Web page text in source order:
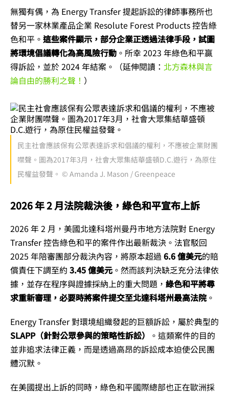
無獨有偶，為 Energy Transfer 提起訴訟的律師事務所也
替另一家林業產品企業 Resolute Forest Products 控告綠
色和平。 這些案件顯示，部分企業正透過法律手段，試圖
將環境倡議轉化為高風險行動 。所幸 2023 年綠色和平贏
得訴訟，並於 2024 年結案。（延伸閱讀： 北方森林與言
論自由的勝利之聲！ ）
民主社會應該保有公眾表達訴求和倡議的權利，不應被企業財團
噤聲。圖為2017年3月，社會大眾集結華盛頓D.C.遊行，為原住
民權益發聲。 © Amanda J. Mason / Greenpeace
2026 年 2 月法院裁決後， 綠色和平宣布上訴
2026 年 2 月，美國北達科塔州曼丹市地方法院對 Energy
Transfer 控告綠色和平的案件作出最新裁決。法官駁回
2025 年陪審團部分裁決內容，將原本超過6.6 億美元的賠
償責任下調至約 3.45 億美元 。然而該判決缺乏充分法律依
據，並存在程序與證據採納上的重大問題， 綠色和平將尋
求重新審理，必要時將案件提交至北達科塔州最高法院。
Energy Transfer 對環境組織發起的巨額訴訟，屬於典型的
SLAPP（針對公眾參與的策略性訴訟）
。這類案件的目的
並非追求法律正義，而是透過高昂的訴訟成本迫使公民團
體沉默。
在美國提出上訴的同時，綠色和平國際總部也正在歐洲採